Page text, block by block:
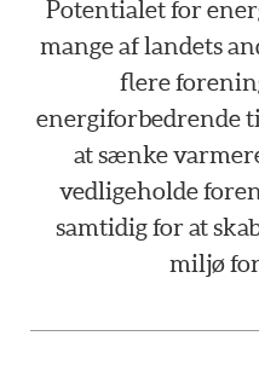
Potentialet for
mange af landets
flere
energiforbedrende
at sænke
vedligeholde
samtidig for at
miljø